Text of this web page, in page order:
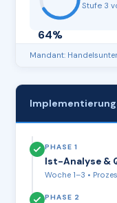
64%
Stufe 3
Mandant:
PHASE 1
Ist-Analyse &
Woche 1–3 •
PHASE 2